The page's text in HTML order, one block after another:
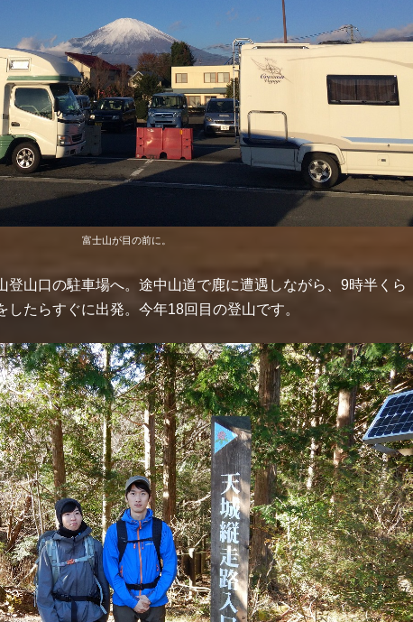
富士山が目の前に。
登山口の駐車場へ。途中山道で鹿に遭遇しながら、9時半くら
したらすぐに出発。今年18回目の登山です。